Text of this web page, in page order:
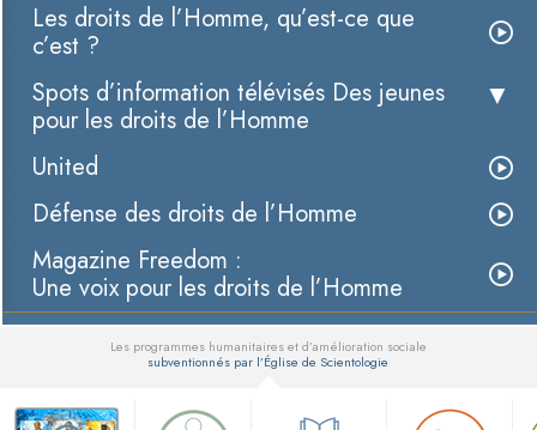
Les droits de l’Homme, qu’est-ce que
c’est ?
Spots d’information télévisés Des jeunes
pour les droits de l’Homme
United
Défense des droits de l’Homme
Magazine Freedom :
Une voix pour les droits de l’Homme
Les programmes humanitaires et d’amélioration sociale
subventionnés par l’Église de Scientologie